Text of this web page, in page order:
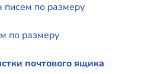
писем по размеру
по размеру
почтового ящика